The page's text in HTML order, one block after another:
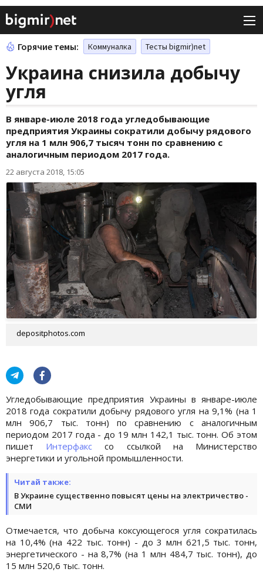
Горячие темы: Коммуналка Тесты bigmir)net
Украина снизила добычу
угля
В январе-июле 2018 года угледобывающие
предприятия Украины сократили добычу рядового
угля на 1 млн 906,7 тысяч тонн по сравнению с
аналогичным периодом 2017 года.
22 августа 2018, 15:05
depositphotos.com
Угледобывающие предприятия Украины в январе-июле
2018 года сократили добычу рядового угля на 9,1% (на 1
млн 906,7 тыс. тонн) по сравнению с аналогичным
периодом 2017 года - до 19 млн 142,1 тыс. тонн. Об этом
пишет Интерфакс со ссылкой на Министерство
энергетики и угольной промышленности.
Читай также:
В Украине существенно повысят цены на электричество -
СМИ
Отмечается, что добыча коксующегося угля сократилась
на 10,4% (на 422 тыс. тонн) - до 3 млн 621,5 тыс. тонн,
энергетического - на 8,7% (на 1 млн 484,7 тыс. тонн), до
15 млн 520,6 тыс. тонн.